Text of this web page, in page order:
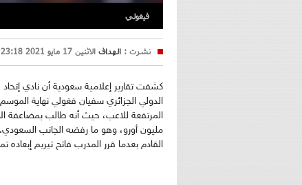
فيغولي
نشرت : الهداف الاثنين 17 مايو 2021 23:18
كشفت تقارير إعلامية سعودية أن نادي
الدولي الجزائري سفيان فغولي نهاية
مليون أورو، وهو ما رفضه الجانب
القادم بعدما قرر المدرب فاتح تيريم